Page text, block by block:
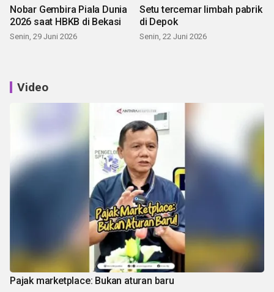
Nobar Gembira Piala Dunia
2026 saat HBKB di Bekasi
Senin, 29 Juni 2026
Setu tercemar limbah pabrik
di Depok
Senin, 22 Juni 2026
Video
Pajak marketplace: Bukan aturan baru